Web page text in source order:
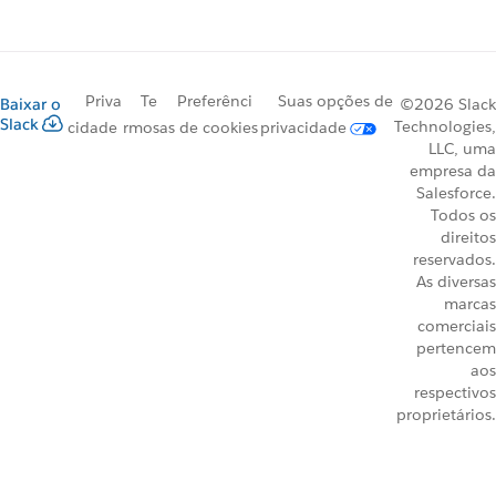
Baixar o
Slack
Priva
cidade
Te
rmos
Preferênci
as de cookies
Suas opções de
privacidade
©2026 Slack
Technologies,
LLC, uma
empresa da
Salesforce.
Todos os
direitos
reservados.
As diversas
marcas
comerciais
pertencem
aos
respectivos
proprietários.